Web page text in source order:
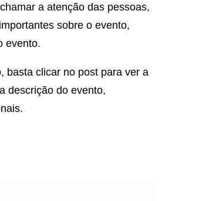
a atenção das pessoas,
sobre o evento,
evento.
basta clicar no post para ver a
descrição do evento,